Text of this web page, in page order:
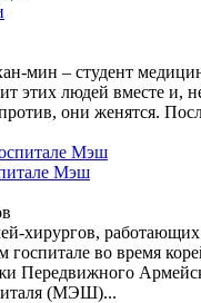
мин – студент
этих людей вместе и,
они женятся.
Мэш
хирургов,
во время
Передвижного
(МЭШ)...